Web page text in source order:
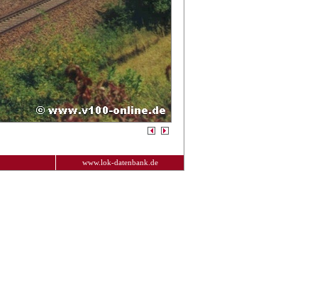
www.lok-datenbank.de